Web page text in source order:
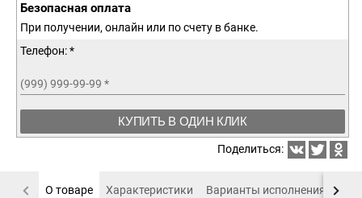
Безопасная оплата
При получении, онлайн или по счету в банке.
Телефон: *
(999) 999-99-99 *
КУПИТЬ В ОДИН КЛИК
Поделиться:
О товаре Характеристики Варианты исполнения